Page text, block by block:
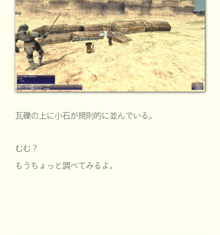
瓦礫の上に小石が規則的に並んでいる。
むむ？
もうちょっと調べてみるよ。